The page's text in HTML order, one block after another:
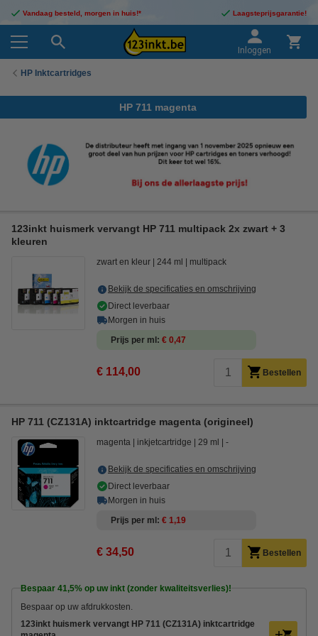
Vandaag besteld, morgen in huis!* Laagsteprijsgarantie!
Inloggen
HP Inktcartridges
HP 711 magenta
123inkt huismerk vervangt HP 711 multipack 2x zwart + 3
kleuren
zwart en kleur 244 ml multipack
Bekijk de specificaties en omschrijving
Direct leverbaar
Morgen in huis
Prijs per ml € 0,47
€ 114,00 Bestellen
HP 711 (CZ131A) inktcartridge magenta (origineel)
magenta inkjetcartridge 29 ml -
Bekijk de specificaties en omschrijving
Direct leverbaar
Morgen in huis
Prijs per ml € 1,19
€ 34,50 Bestellen
Bespaar 41,5% op uw inkt (zonder kwaliteitsverlies)!
Bespaar op uw afdrukkosten.
123inkt huismerk vervangt HP 711 (CZ131A) inktcartridge